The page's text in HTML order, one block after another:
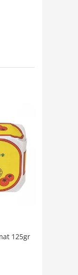
125gr